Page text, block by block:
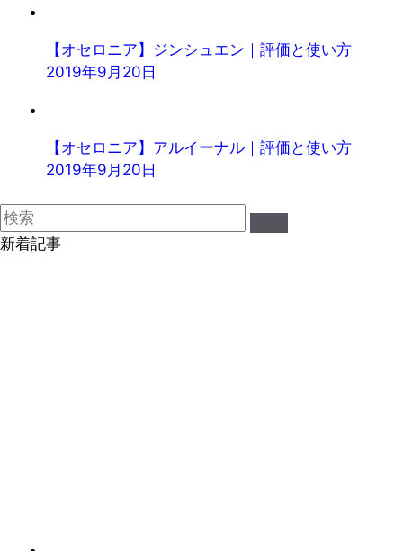
【オセロニア】ジンシュエン｜評価と使い方
2019年9月20日
【オセロニア】アルイーナル｜評価と使い方
2019年9月20日
新着記事